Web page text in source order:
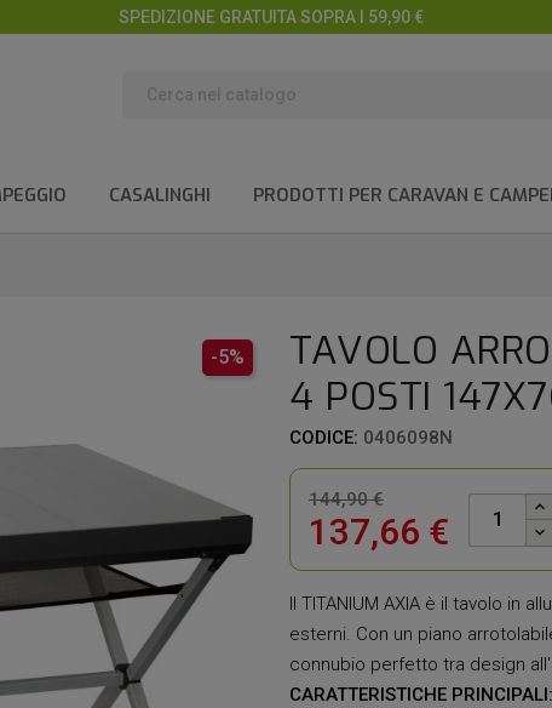
SPEDIZIONE GRATUITA SOPRA I 59,90 €
CASALINGHI PRODOTTI PER CARAVAN E
-5%
TAVOLO
4 POSTI
CODICE: 0406098N
144,90 €
137,66 €
Il TITANIUM AXIA è il tavolo in
esterni. Con un piano
connubio perfetto tra design
CARATTERISTICHE PRINCIPALI: